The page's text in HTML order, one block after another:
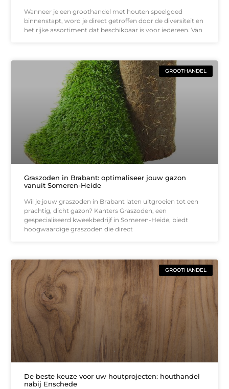
Wanneer je een groothandel met houten speelgoed
binnenstapt, word je direct getroffen door de diversiteit en
het rijke assortiment dat beschikbaar is voor iedereen. Van
GROOTHANDEL
Graszoden in Brabant: optimaliseer jouw gazon
vanuit Someren-Heide
Wil je jouw graszoden in Brabant laten uitgroeien tot een
prachtig, dicht gazon? Kanters Graszoden, een
gespecialiseerd kweekbedrijf in Someren-Heide, biedt
hoogwaardige graszoden die direct
GROOTHANDEL
De beste keuze voor uw houtprojecten: houthandel
nabij Enschede